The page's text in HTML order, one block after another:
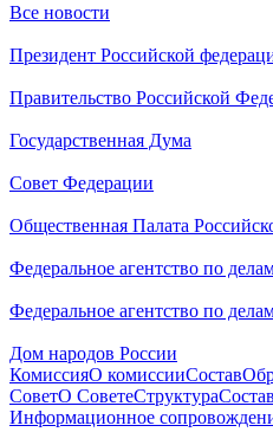
Все новости
Президент Российской
Правительство Российской
Государственная Дума
Совет Федерации
Общественная Палата
Федеральное агентство по
Федеральное агентство по
Дом народов России
КомиссияО комиссииСостав
СоветО СоветеСтруктураСостав
Информационное